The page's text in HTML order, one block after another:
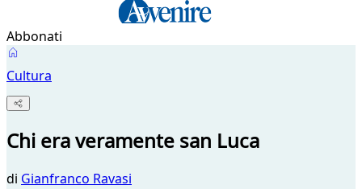
Abbonati
Cultura
Chi era veramente san Luca
di Gianfranco Ravasi